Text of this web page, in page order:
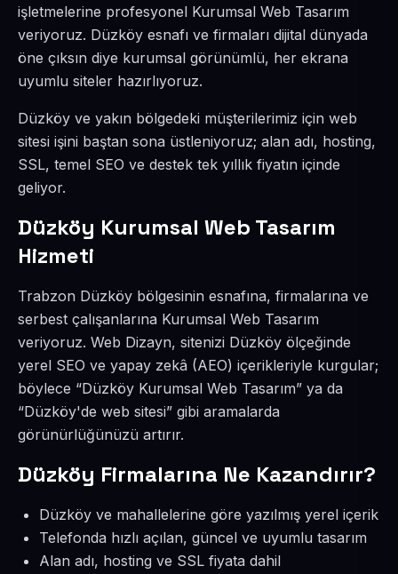
işletmelerine profesyonel Kurumsal Web Tasarım
veriyoruz. Düzköy esnafı ve firmaları dijital dünyada
öne çıksın diye kurumsal görünümlü, her ekrana
uyumlu siteler hazırlıyoruz.
Düzköy ve yakın bölgedeki müşterilerimiz için web
sitesi işini baştan sona üstleniyoruz; alan adı, hosting,
SSL, temel SEO ve destek tek yıllık fiyatın içinde
geliyor.
Düzköy Kurumsal Web Tasarım
Hizmeti
Trabzon Düzköy bölgesinin esnafına, firmalarına ve
serbest çalışanlarına Kurumsal Web Tasarım
veriyoruz. Web Dizayn, sitenizi Düzköy ölçeğinde
yerel SEO ve yapay zekâ (AEO) içerikleriyle kurgular;
böylece “Düzköy Kurumsal Web Tasarım” ya da
“Düzköy'de web sitesi” gibi aramalarda
görünürlüğünüzü artırır.
Düzköy Firmalarına Ne Kazandırır?
Düzköy ve mahallelerine göre yazılmış yerel içerik
Telefonda hızlı açılan, güncel ve uyumlu tasarım
Alan adı, hosting ve SSL fiyata dahil